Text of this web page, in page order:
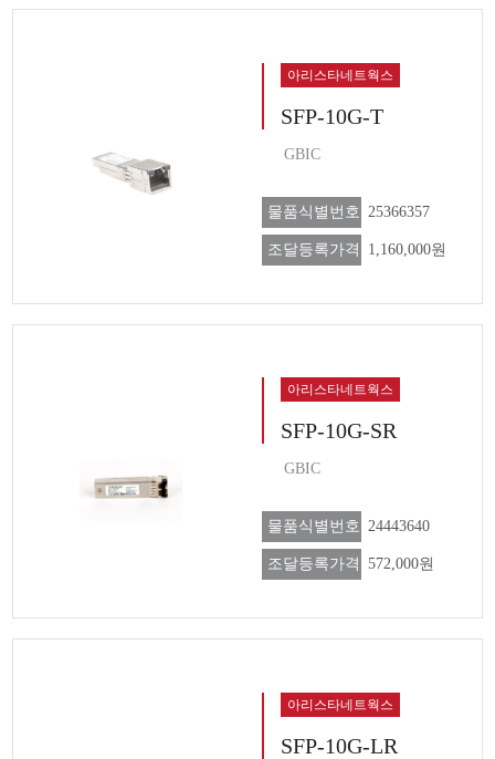
아리스타네트웍스
SFP-10G-T
GBIC
물품식별번호 25366357
조달등록가격 1,160,000원
아리스타네트웍스
SFP-10G-SR
GBIC
물품식별번호 24443640
조달등록가격 572,000원
아리스타네트웍스
SFP-10G-LR